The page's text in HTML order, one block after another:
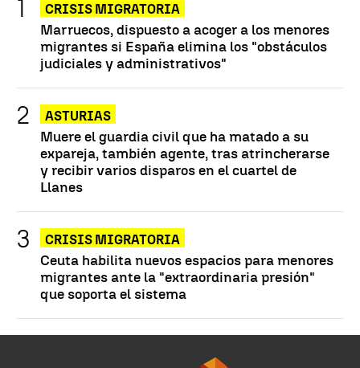
CRISIS MIGRATORIA
Marruecos, dispuesto a acoger a los menores
migrantes si España elimina los "obstáculos
judiciales y administrativos"
ASTURIAS
Muere el guardia civil que ha matado a su
expareja, también agente, tras atrincherarse
y recibir varios disparos en el cuartel de
Llanes
CRISIS MIGRATORIA
Ceuta habilita nuevos espacios para menores
migrantes ante la "extraordinaria presión"
que soporta el sistema